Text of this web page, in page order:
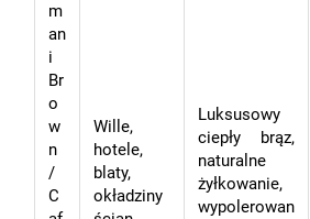
m
an
i
Br
o
w
n
/
C
Wille,
hotele,
blaty,
okładziny
Luksusowy
ciepły brąz,
naturalne
żyłkowanie,
wypolerowan